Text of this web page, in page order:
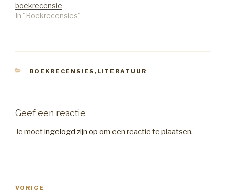
boekrecensie
In "Boekrecensies"
CATEGORIEËN
BOEKRECENSIES , LITERATUUR
Geef een reactie
Je moetingelogd zijn op om een reactie te plaatsen.
Vorig
VORIGE